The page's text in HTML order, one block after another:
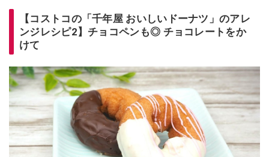
【コストコの「千年屋 おいしいドーナツ」のアレ
ンジレシピ2】チョコペンも◎ チョコレートをか
けて